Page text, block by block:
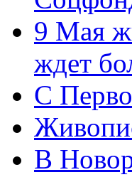
9 Мая
ждет
C
В